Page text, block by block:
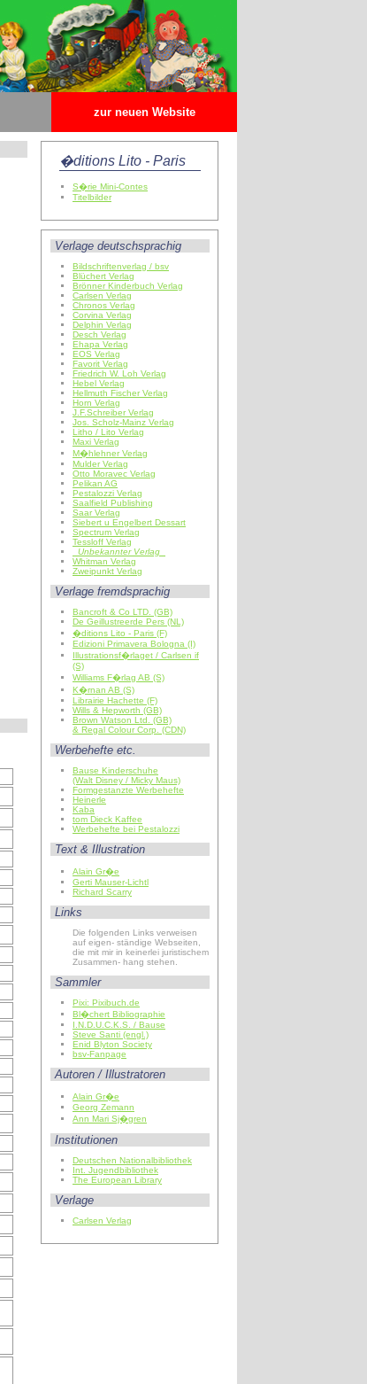
zur neuen Website
�ditions Lito - Paris
S�rie Mini-Contes
Titelbilder
Verlage deutschsprachig
Bildschriftenverlag / bsv
Blüchert Verlag
Brönner Kinderbuch Verlag
Carlsen Verlag
Chronos Verlag
Corvina Verlag
Delphin Verlag
Desch Verlag
Ehapa Verlag
EOS Verlag
Favorit Verlag
Friedrich W. Loh Verlag
Hebel Verlag
Hellmuth Fischer Verlag
Horn Verlag
J.F.Schreiber Verlag
Jos. Scholz-Mainz Verlag
Litho / Lito Verlag
Maxi Verlag
M�hlehner Verlag
Mulder Verlag
Otto Moravec Verlag
Pelikan AG
Pestalozzi Verlag
Saalfield Publishing
Saar Verlag
Siebert u Engelbert Dessart
Spectrum Verlag
Tessloff Verlag
Unbekannter Verlag
Whitman Verlag
Zweipunkt Verlag
Verlage fremdsprachig
Bancroft & Co LTD. (GB)
De Geillustreerde Pers (NL)
�ditions Lito - Paris (F)
Edizioni Primavera Bologna (I)
Illustrationsf�rlaget / Carlsen if
(S)
Williams F�rlag AB (S)
K�rnan AB (S)
Librairie Hachette (F)
Wills & Hepworth (GB)
Brown Watson Ltd. (GB)
& Regal Colour Corp. (CDN)
Werbehefte etc.
Bause Kinderschuhe
(Walt Disney / Micky Maus)
Formgestanzte Werbehefte
Heinerle
Kaba
tom Dieck Kaffee
Werbehefte bei Pestalozzi
Text & Illustration
Alain Gr�e
Gerti Mauser-Lichtl
Richard Scarry
Links
Die folgenden Links verweisen
auf eigen- ständige Webseiten,
die mit mir in keinerlei juristischem
Zusammen- hang stehen.
Sammler
Pixi: Pixibuch.de
Bl�chert Bibliographie
I.N.D.U.C.K.S. / Bause
Steve Santi (engl.)
Enid Blyton Society
bsv-Fanpage
Autoren / Illustratoren
Alain Gr�e
Georg Zemann
Ann Mari Sj�gren
Institutionen
Deutschen Nationalbibliothek
Int. Jugendbibliothek
The European Library
Verlage
Carlsen Verlag